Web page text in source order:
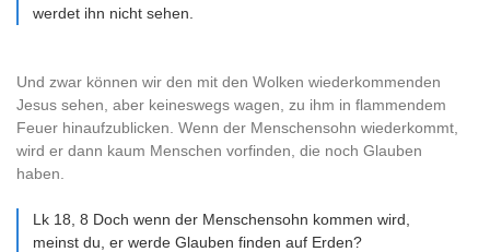
werdet ihn nicht sehen.
Und zwar können wir den mit den Wolken wiederkommenden
Jesus sehen, aber keineswegs wagen, zu ihm in flammendem
Feuer hinaufzublicken. Wenn der Menschensohn wiederkommt,
wird er dann kaum Menschen vorfinden, die noch Glauben
haben.
Lk 18, 8 Doch wenn der Menschensohn kommen wird,
meinst du, er werde Glauben finden auf Erden?